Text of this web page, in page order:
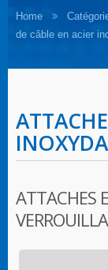
Home
de câble en acier
ATTACHES